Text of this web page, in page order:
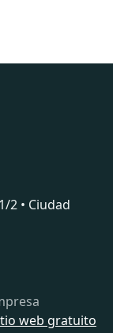
2 • Ciudad
web gratuito